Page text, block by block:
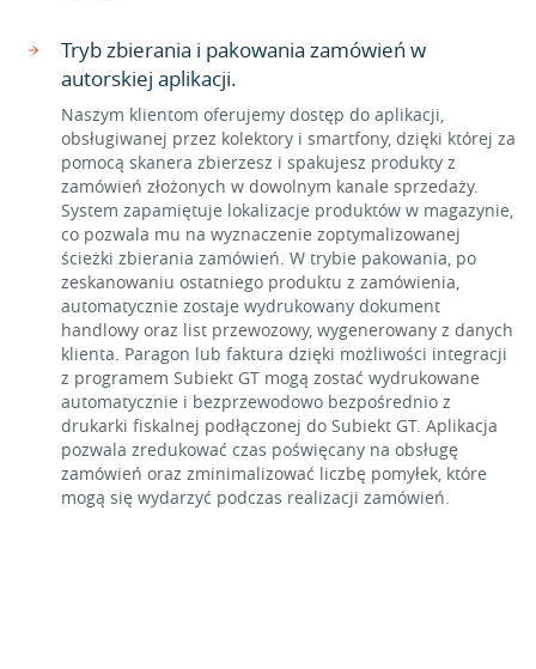
Tryb zbierania i pakowania zamówień w
autorskiej aplikacji.
Naszym klientom oferujemy dostęp do aplikacji,
obsługiwanej przez kolektory i smartfony, dzięki której za
pomocą skanera zbierzesz i spakujesz produkty z
zamówień złożonych w dowolnym kanale sprzedaży.
System zapamiętuje lokalizacje produktów w magazynie,
co pozwala mu na wyznaczenie zoptymalizowanej
ścieżki zbierania zamówień. W trybie pakowania, po
zeskanowaniu ostatniego produktu z zamówienia,
automatycznie zostaje wydrukowany dokument
handlowy oraz list przewozowy, wygenerowany z danych
klienta. Paragon lub faktura dzięki możliwości integracji
z programem Subiekt GT mogą zostać wydrukowane
automatycznie i bezprzewodowo bezpośrednio z
drukarki fiskalnej podłączonej do Subiekt GT. Aplikacja
pozwala zredukować czas poświęcany na obsługę
zamówień oraz zminimalizować liczbę pomyłek, które
mogą się wydarzyć podczas realizacji zamówień.